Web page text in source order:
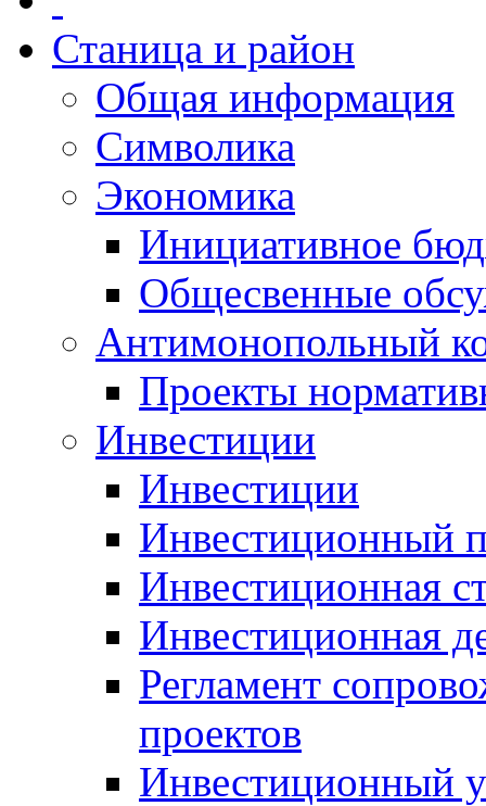
Станица и район
Общая информация
Символика
Экономика
Инициативное
Общесвенные
Антимонопольный
Проекты
Инвестиции
Инвестиции
Инвестиционный
Инвестиционная
Инвестиционная
Регламент
проектов
Инвестиционный